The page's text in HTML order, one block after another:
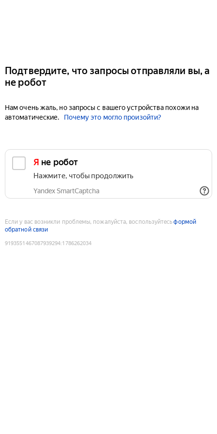
Подтвердите, что запросы отправляли вы, а
не робот
Нам очень жаль, но запросы с вашего устройства похожи на
автоматические.
Почему это могло произойти?
Я не робот
Нажмите, чтобы продолжить
Yandex SmartCaptcha
Если у вас возникли проблемы, пожалуйста, воспользуйтесьформой
обратной связи
9193551467087939294:1786262034